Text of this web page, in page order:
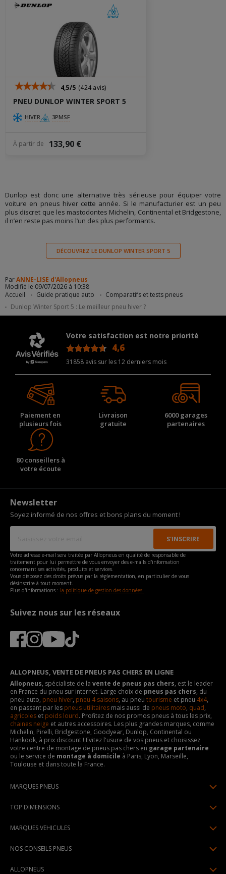
Accueil Guide pratique auto
Comparatifs et tests pneus
Dunlop Winter Sport 5 : Le meilleur pneu hiver ?
4,5/5 (424 avis)
PNEU DUNLOP WINTER SPORT 5
HIVER 3PMSF
À partir de 133,90 €
Dunlop est donc une alternative très sérieuse pour équiper votre
voiture en pneus hiver cette année. Si le manufacturier est un peu
plus discret que les mastodontes Michelin, Continental et Bridgestone,
il n’en reste pas moins l’un des plus performants.
DÉCOUVREZ LE DUNLOP WINTER SPORT 5
ParANNE-LISE d'Allopneus
Modifié le 09/07/2026 à 10:38
Votre satisfaction est notre priorité
4,6
31858 avis sur les 12 derniers mois
Paiement en
plusieurs fois
Livraison
gratuite
6000 garages
partenaires
80 conseillers à
votre écoute
Newsletter
Soyez informé de nos offres et bons plans du moment !
Votre adresse e-mail sera traitée par Allopneus en qualité de responsable de
traitement pour lui permettre de vous envoyer des e-mails d'information
concernant ses activités, produits et services.
Vous disposez des droits prévus par la règlementation, en particulier de vous
désinscrire à tout moment.
Plus d'informations : la politique de gestion des données.
Suivez nous sur les réseaux
ALLOPNEUS, VENTE DE PNEUS PAS CHERS EN LIGNE
Allopneus, spécialiste de la vente de pneus pas chers, est le leader
en France du pneu sur internet. Large choix de pneus pas chers, du
pneu auto, pneu hiver, pneu 4 saisons, au pneu tourisme et pneu 4x4,
en passant par les pneus utilitaires mais aussi de pneus moto, quad,
agricoles et poids lourd. Profitez de nos promos pneus à tous les prix,
chaines neige et autres accessoires. Les plus grandes marques, comme
Michelin, Pirelli, Bridgestone, Goodyear, Dunlop, Continental ou
Hankook, à prix discount ! Evitez l'usure de vos pneus et choisissez
votre centre de montage de pneus pas chers en garage partenaire
ou le service de montage à domicile à Paris, Lyon, Marseille,
Toulouse et dans toute la France.
MARQUES PNEUS
Pneus Continental
Pneus Hankook
TOP DIMENSIONS
195/65R15
MARQUES VEHICULES
Peugeot
NOS CONSEILS PNEUS
ALLOPNEUS